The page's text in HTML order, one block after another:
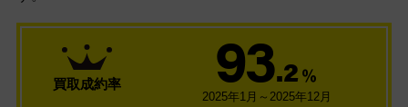
買取成約率 93.2 ％
2025年1月～2025年12月